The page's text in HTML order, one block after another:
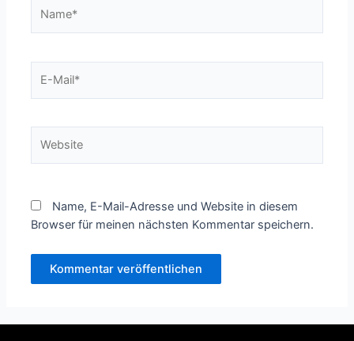
Mail*
Name, E-Mail-Adresse und Website in diesem
Browser für meinen nächsten Kommentar speichern.